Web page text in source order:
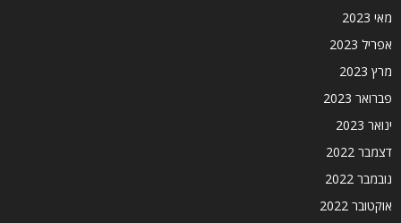
מאי 2023
אפריל 2023
מרץ 2023
פברואר 2023
ינואר 2023
דצמבר 2022
נובמבר 2022
אוקטובר 2022